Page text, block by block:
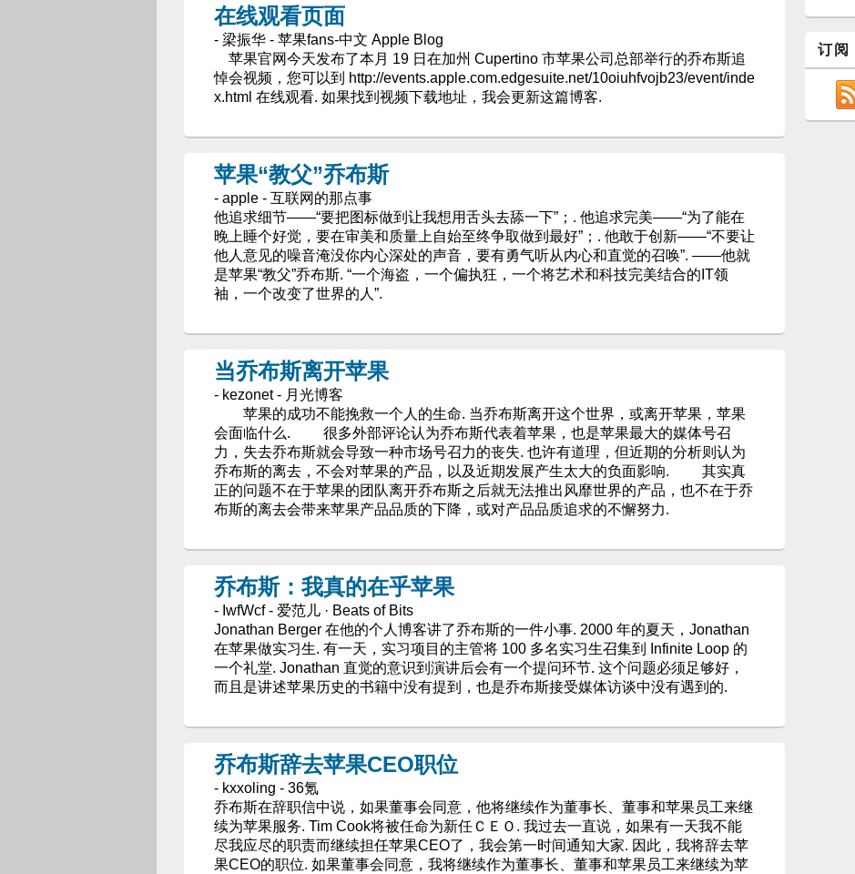
在线观看页面
- 梁振华 - 苹果fans-中文 Apple Blog
苹果官网今天发布了本月 19 日在加州 Cupertino 市苹果公司总部举行的乔布斯追
悼会视频，您可以到 http://events.apple.com.edgesuite.net/10oiuhfvojb23/event/inde
x.html 在线观看. 如果找到视频下载地址，我会更新这篇博客.
苹果“教父”乔布斯
- apple - 互联网的那点事
他追求细节——“要把图标做到让我想用舌头去舔一下”；. 他追求完美——“为了能在
晚上睡个好觉，要在审美和质量上自始至终争取做到最好”；. 他敢于创新——“不要让
他人意见的噪音淹没你内心深处的声音，要有勇气听从内心和直觉的召唤”. ——他就
是苹果“教父”乔布斯. “一个海盗，一个偏执狂，一个将艺术和科技完美结合的IT领
袖，一个改变了世界的人”.
当乔布斯离开苹果
- kezonet - 月光博客
苹果的成功不能挽救一个人的生命. 当乔布斯离开这个世界，或离开苹果，苹果
会面临什么. 很多外部评论认为乔布斯代表着苹果，也是苹果最大的媒体号召
力，失去乔布斯就会导致一种市场号召力的丧失. 也许有道理，但近期的分析则认为
乔布斯的离去，不会对苹果的产品，以及近期发展产生太大的负面影响. 其实真
正的问题不在于苹果的团队离开乔布斯之后就无法推出风靡世界的产品，也不在于乔
布斯的离去会带来苹果产品品质的下降，或对产品品质追求的不懈努力.
乔布斯：我真的在乎苹果
- IwfWcf - 爱范儿 · Beats of Bits
Jonathan Berger 在他的个人博客讲了乔布斯的一件小事. 2000 年的夏天，Jonathan
在苹果做实习生. 有一天，实习项目的主管将 100 多名实习生召集到 Infinite Loop 的
一个礼堂. Jonathan 直觉的意识到演讲后会有一个提问环节. 这个问题必须足够好，
而且是讲述苹果历史的书籍中没有提到，也是乔布斯接受媒体访谈中没有遇到的.
乔布斯辞去苹果CEO职位
- kxxoling - 36氪
乔布斯在辞职信中说，如果董事会同意，他将继续作为董事长、董事和苹果员工来继
续为苹果服务. Tim Cook将被任命为新任ＣＥＯ. 我过去一直说，如果有一天我不能
尽我应尽的职责而继续担任苹果CEO了，我会第一时间通知大家. 因此，我将辞去苹
果CEO的职位. 如果董事会同意，我将继续作为董事长、董事和苹果员工来继续为苹
订阅